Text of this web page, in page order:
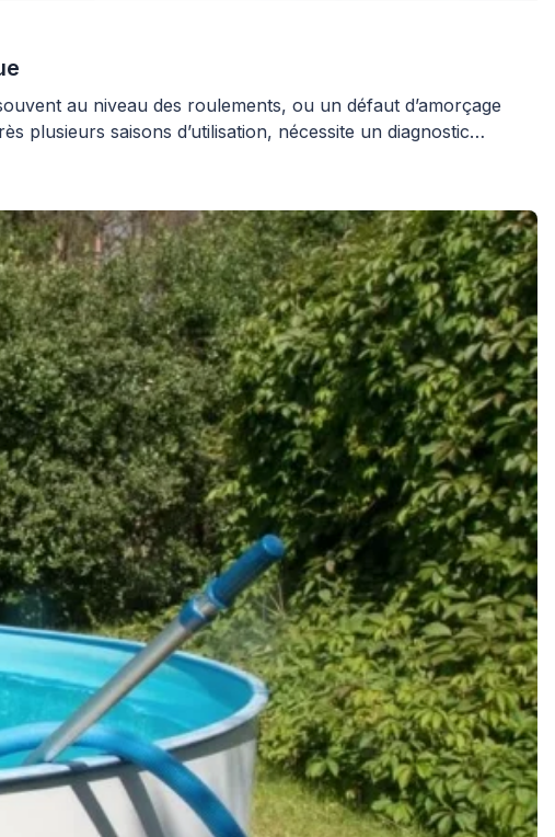
au niveau des roulements, ou un défaut d’amorçage
plusieurs saisons d’utilisation, nécessite un diagnostic